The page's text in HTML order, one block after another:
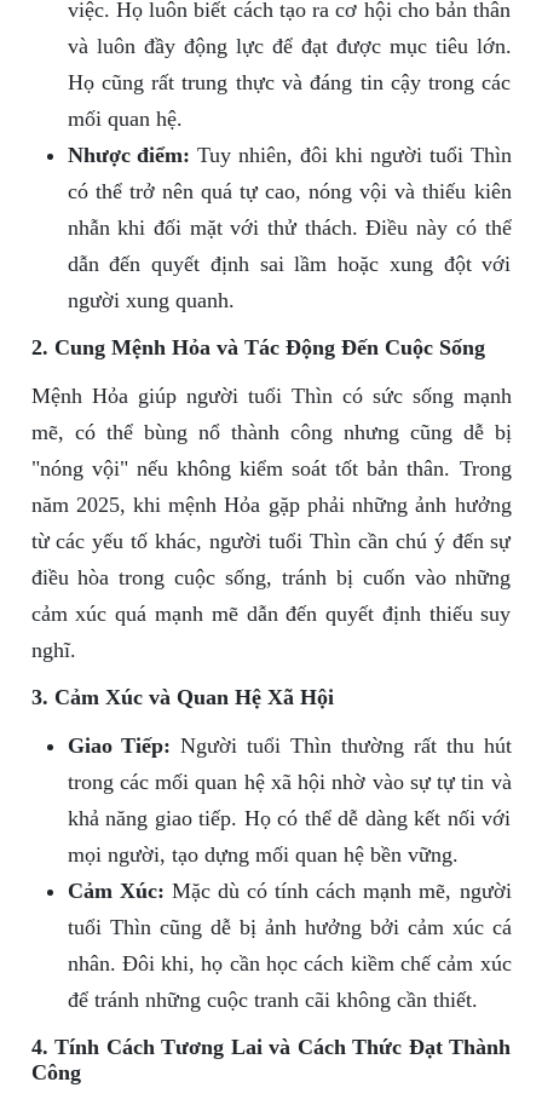
việc. Họ luôn biết cách tạo ra cơ hội cho bản thân
và luôn đầy động lực để đạt được mục tiêu lớn.
Họ cũng rất trung thực và đáng tin cậy trong các
mối quan hệ.
Nhược điểm: Tuy nhiên, đôi khi người tuổi Thìn
có thể trở nên quá tự cao, nóng vội và thiếu kiên
nhẫn khi đối mặt với thử thách. Điều này có thể
dẫn đến quyết định sai lầm hoặc xung đột với
người xung quanh.
2. Cung Mệnh Hỏa và Tác Động Đến Cuộc Sống
Mệnh Hỏa giúp người tuổi Thìn có sức sống mạnh
mẽ, có thể bùng nổ thành công nhưng cũng dễ bị
"nóng vội" nếu không kiểm soát tốt bản thân. Trong
năm 2025, khi mệnh Hỏa gặp phải những ảnh hưởng
từ các yếu tố khác, người tuổi Thìn cần chú ý đến sự
điều hòa trong cuộc sống, tránh bị cuốn vào những
cảm xúc quá mạnh mẽ dẫn đến quyết định thiếu suy
nghĩ.
3. Cảm Xúc và Quan Hệ Xã Hội
Giao Tiếp: Người tuổi Thìn thường rất thu hút
trong các mối quan hệ xã hội nhờ vào sự tự tin và
khả năng giao tiếp. Họ có thể dễ dàng kết nối với
mọi người, tạo dựng mối quan hệ bền vững.
Cảm Xúc: Mặc dù có tính cách mạnh mẽ, người
tuổi Thìn cũng dễ bị ảnh hưởng bởi cảm xúc cá
nhân. Đôi khi, họ cần học cách kiềm chế cảm xúc
để tránh những cuộc tranh cãi không cần thiết.
4. Tính Cách Tương Lai và Cách Thức Đạt Thành
Công